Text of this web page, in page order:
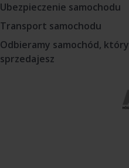
Ubezpieczenie samochodu
Transport samochodu
Odbieramy samochód, który
sprzedajesz